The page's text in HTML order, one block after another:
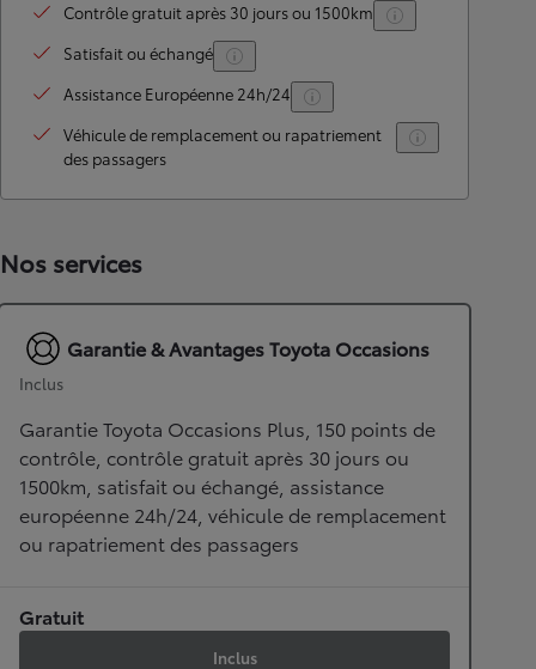
Contrôle gratuit après 30 jours ou 1500km
Satisfait ou échangé
Assistance Européenne 24h/24
Véhicule de remplacement ou rapatriement
des passagers
Nos services
Garantie & Avantages Toyota Occasions
Inclus
Garantie Toyota Occasions Plus, 150 points de
contrôle, contrôle gratuit après 30 jours ou
1500km, satisfait ou échangé, assistance
européenne 24h/24, véhicule de remplacement
ou rapatriement des passagers
Gratuit
Inclus